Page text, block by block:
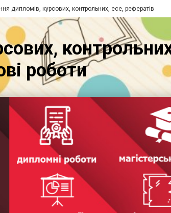
дипломів, курсових, контрольних, есе, рефератів
роботи